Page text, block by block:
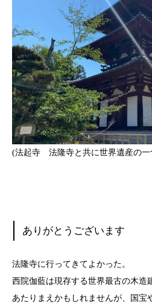
(法起寺 法隆寺と共に世界遺産の
ありがとうございます
法隆寺に行ってきてよかった。
西院伽藍は現存する世界最古の木造
あたりまえかもしれませんが、国宝